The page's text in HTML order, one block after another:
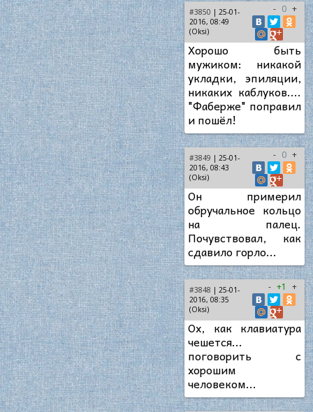
#3850 | 25-01-
2016, 08:49
(Oksi)
- 0 +
Хорошо быть
мужиком: никакой
укладки, эпиляции,
никаких каблуков....
"Фаберже" поправил
и пошёл!
#3849 | 25-01-
2016, 08:43
(Oksi)
- 0 +
Он примерил
обручальное кольцо
на палец.
Почувствовал, как
сдавило горло...
#3848 | 25-01-
2016, 08:35
(Oksi)
- +1 +
Ох, как клавиатура
чешется...
поговорить с
хорошим
человеком...